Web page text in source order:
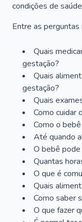
condições de
Entre as perguntas
Quais
gestação?
Quais
gestação?
Quais
Como cuidar
Como o
Até quando
O bebê pode
Quantas
O que é
Quais
Como saber
O que fazer